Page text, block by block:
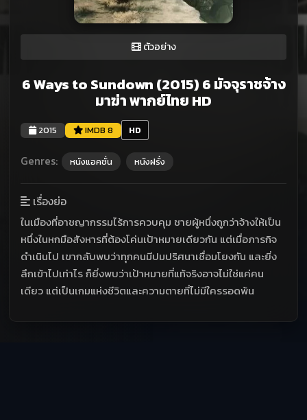
ตัวอย่าง
6 Ways to Sundown (2015) 6 มัจจุราชจ้าง
มาฆ่า พากย์ไทย HD
2015 IMDB 8 HD
Genres: หนังแอคชั่น หนังฝรั่ง
เรื่องย่อ
ในเมืองที่อาชญากรรมไร้การควบคุม ชายผู้หนึ่งถูกว่าจ้างให้เป็น
หนึ่งในหกมือสังหารที่ต้องโค่นเป้าหมายเดียวกัน แต่เมื่อภารกิจ
ดำเนินไป เขากลับพบว่าทุกคนมีปมปริศนาเชื่อมโยงกัน และยิ่ง
ลึกเข้าไปเท่าไร ก็ยิ่งพบว่าเป้าหมายที่แท้จริงอาจไม่ใช่แค่คน
เดียว แต่เป็นเกมแห่งชีวิตและความตายที่ไม่มีใครรอดพ้น